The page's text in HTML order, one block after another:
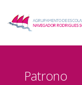
Patrono